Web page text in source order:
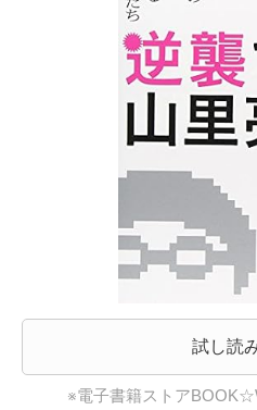
試し読
※電子書籍ストア